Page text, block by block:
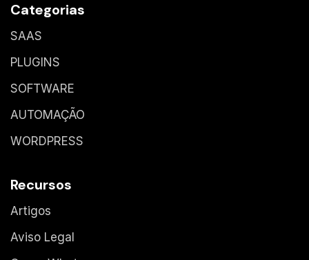
Categorias
SAAS
PLUGINS
SOFTWARE
AUTOMAÇÃO
WORDPRESS
Recursos
Artigos
Aviso Legal